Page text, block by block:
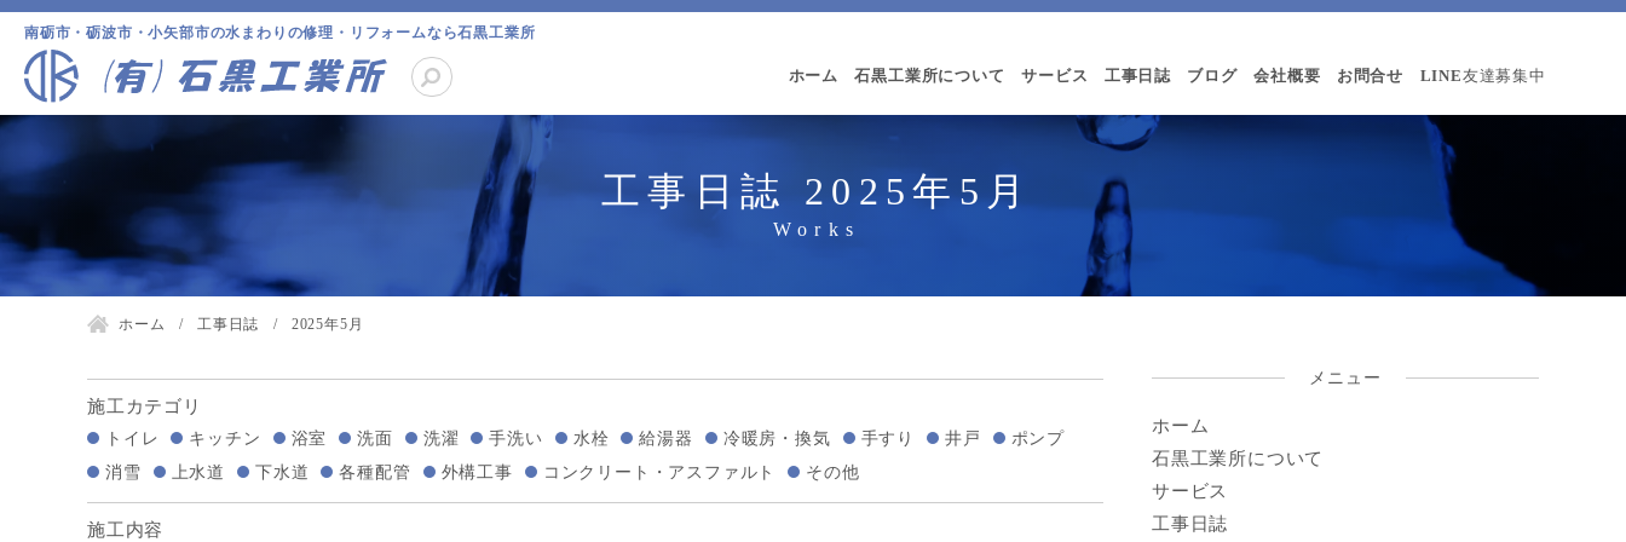
南砺市・砺波市・小矢部市の水まわりの修理・リフォームなら石黒工業所
ホーム 石黒工業所について サービス 工事日誌 ブログ 会社概要 お問合せ LINE友達募集中
工事日誌 2025年5月
ホーム 工事日誌 2025年5月
施工カテゴリ
トイレ キッチン 浴室 洗面 洗濯 手洗い 水栓 給湯器 冷暖房・換気 手すり 井戸
ポンプ
消雪
上水道 下水道 各種配管 外構工事 コンクリート・アスファルト その他
施工内容
メニュー
ホーム
石黒工業所について
サービス
工事日誌